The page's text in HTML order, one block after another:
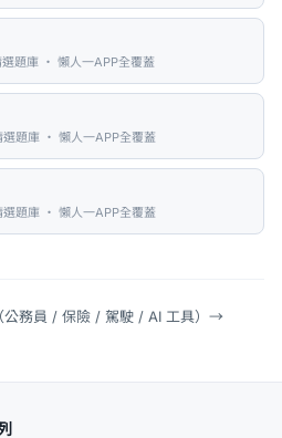
題庫 ・ 懶人一APP全覆蓋
題庫 ・ 懶人一APP全覆蓋
題庫 ・ 懶人一APP全覆蓋
務員 / 保險 / 駕駛 / AI 工具） →